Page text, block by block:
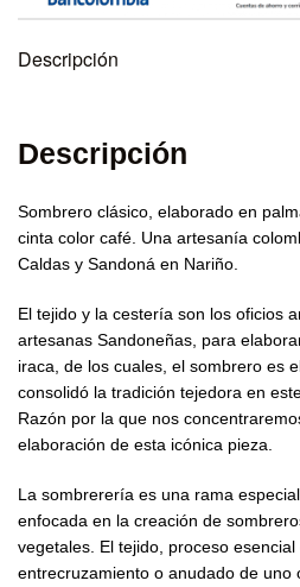
Descripción
Descripción
Sombrero clásico, elaborado en
cinta color café. Una artesanía
Caldas y Sandoná en Nariño.
El tejido y la cestería son los oficios
artesanas Sandoneñas, para
iraca, de los cuales, el sombrero es
consolidó la tradición tejedora en
Razón por la que nos
elaboración de esta icónica pieza.
La sombrerería es una rama
enfocada en la creación de
vegetales. El tejido, proceso
entrecruzamiento o anudado de uno